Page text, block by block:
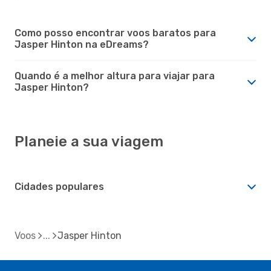
Como posso encontrar voos baratos para
Jasper Hinton na eDreams?
Quando é a melhor altura para viajar para
Jasper Hinton?
Planeie a sua viagem
Cidades populares
Voos Jasper Hinton